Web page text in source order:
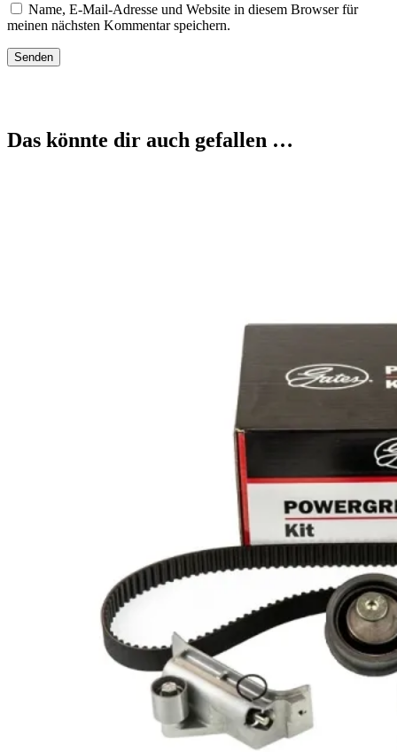
Name, E-Mail-Adresse und Website in diesem Browser für
meinen nächsten Kommentar speichern.
Das könnte dir auch gefallen …